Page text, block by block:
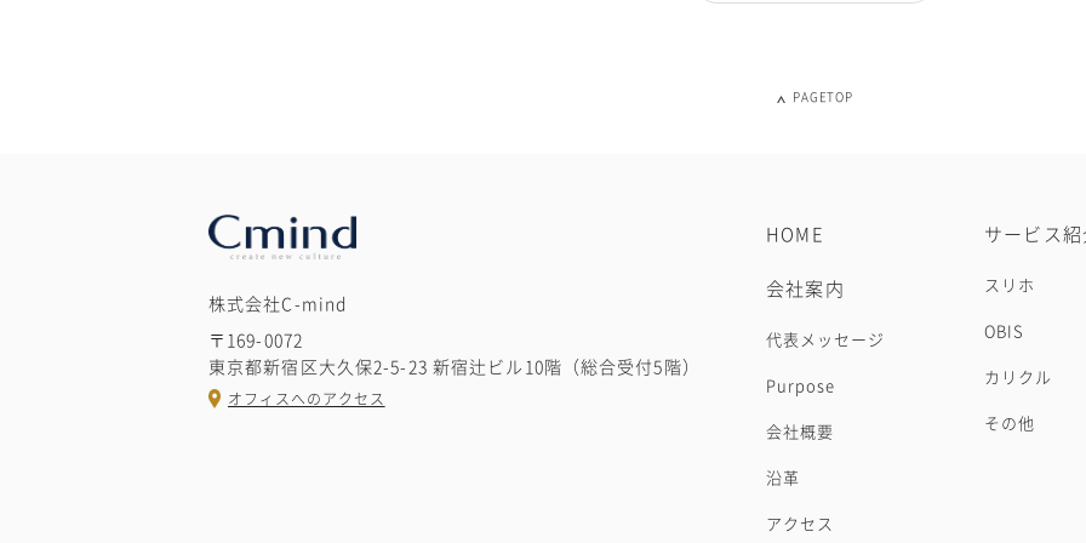
PAGETOP
株式会社C-mind
〒169-0072
東京都新宿区大久保2-5-23 新宿辻ビル10階（総合受付5階）
オフィスへのアクセス
HOME
会社案内
代表メッセージ
Purpose
会社概要
沿革
アクセス
サービス紹
スリホ
OBIS
カリクル
その他